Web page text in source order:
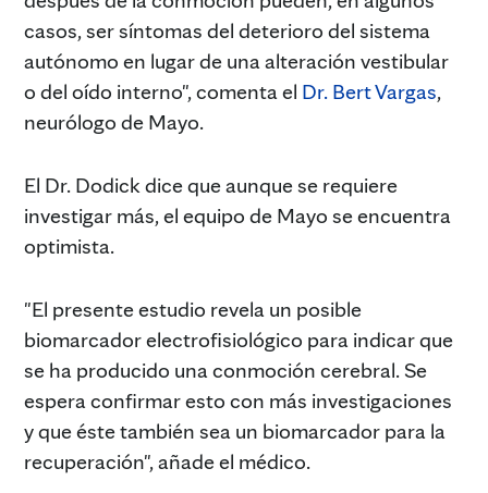
casos, ser síntomas del deterioro del sistema
autónomo en lugar de una alteración vestibular
o del oído interno", comenta el Dr. Bert Vargas,
neurólogo de Mayo.
El Dr. Dodick dice que aunque se requiere
investigar más, el equipo de Mayo se encuentra
optimista.
"El presente estudio revela un posible
biomarcador electrofisiológico para indicar que
se ha producido una conmoción cerebral. Se
espera confirmar esto con más investigaciones
y que éste también sea un biomarcador para la
recuperación", añade el médico.